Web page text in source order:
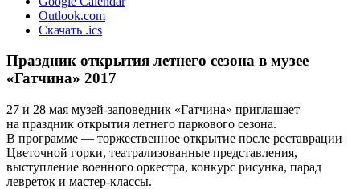
Outlook.com
Скачать .ics
Праздник открытия летнего сезона в музее
«Гатчина» 2017
27 и 28 мая музей-заповедник «Гатчина» приглашает
на праздник открытия летнего паркового сезона.
В программе — торжественное открытие после реставрации
Цветочной горки, театрализованные представления,
выступление военного оркестра, конкурс рисунка, парад
левреток и мастер-классы.